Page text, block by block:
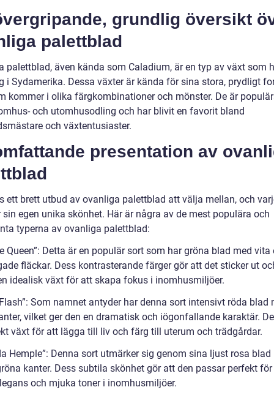
grundlig översikt
palettblad
palettblad, även kända som Caladium, är en typ av växt som
i Sydamerika. Dessa växter är kända för sina stora, prydligt
kommer i olika färgkombinationer och mönster. De är
och utomhusodling och har blivit en favorit bland
och växtentusiaster.
presentation av
ett brett utbud av ovanliga palettblad att välja mellan, och
sin egen unika skönhet. Här är några av de mest populära och
typerna av ovanliga palettblad:
Queen”: Detta är en populär sort som har gröna blad med vita
fläckar. Dess kontrasterande färger gör att det sticker ut
idealisk växt för att skapa fokus i inomhusmiljöer.
Som namnet antyder har denna sort intensivt röda blad
vilket ger den en dramatisk och iögonfallande karaktär.
växt för att lägga till liv och färg till uterum och trädgårdar.
Hemple”: Denna sort utmärker sig genom sina ljust rosa blad
kanter. Dess subtila skönhet gör att den passar perfekt
och mjuka toner i inomhusmiljöer.